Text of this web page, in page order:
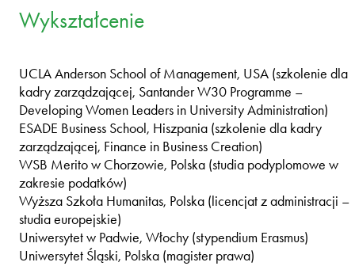
Wykształcenie
UCLA Anderson School of Management, USA (szkolenie dla
kadry zarządzającej, Santander W30 Programme –
Developing Women Leaders in University Administration)
ESADE Business School, Hiszpania (szkolenie dla kadry
zarządzającej, Finance in Business Creation)
WSB Merito w Chorzowie, Polska (studia podyplomowe w
zakresie podatków)
Wyższa Szkoła Humanitas, Polska (licencjat z administracji –
studia europejskie)
Uniwersytet w Padwie, Włochy (stypendium Erasmus)
Uniwersytet Śląski, Polska (magister prawa)